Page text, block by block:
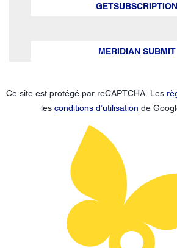
GETSUBSCRIPTION
MERIDIAN SUBMIT
Ce site est protégé par reCAPTCHA. Les
les conditions d’utilisation de